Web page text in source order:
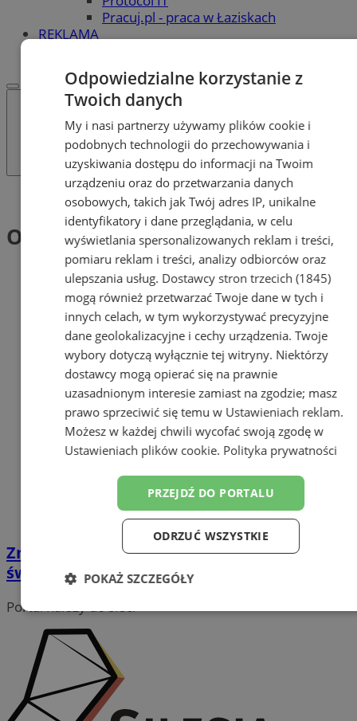
Pracuj.pl - praca w Łaziskach
REKLAMA
Tag: Okres świąteczny
Okres świąteczny (1)
Znamy zasady działania PSZOK w okresie
świątecznym. Sprawdźcie szczegóły
Portal należy do sieci
Odpowiedzialne korzystanie z
Twoich danych
My i nasi partnerzy używamy plików cookie i
podobnych technologii do przechowywania i
uzyskiwania dostępu do informacji na Twoim
urządzeniu oraz do przetwarzania danych
osobowych, takich jak Twój adres IP, unikalne
identyfikatory i dane przeglądania, w celu
wyświetlania spersonalizowanych reklam i treści,
pomiaru reklam i treści, analizy odbiorców oraz
ulepszania usług. Dostawcy stron trzecich (1845)
mogą również przetwarzać Twoje dane w tych i
innych celach, w tym wykorzystywać precyzyjne
dane geolokalizacyjne i cechy urządzenia. Twoje
wybory dotyczą wyłącznie tej witryny. Niektórzy
dostawcy mogą opierać się na prawnie
uzasadnionym interesie zamiast na zgodzie; masz
prawo sprzeciwić się temu w Ustawieniach reklam.
Możesz w każdej chwili wycofać swoją zgodę w
Ustawieniach plików cookie. Polityka prywatności
PRZEJDŹ DO PORTALU
ODRZUĆ WSZYSTKIE
POKAŻ SZCZEGÓŁY
Niezbędne Wydajność Targetowanie
Funkcjonalność